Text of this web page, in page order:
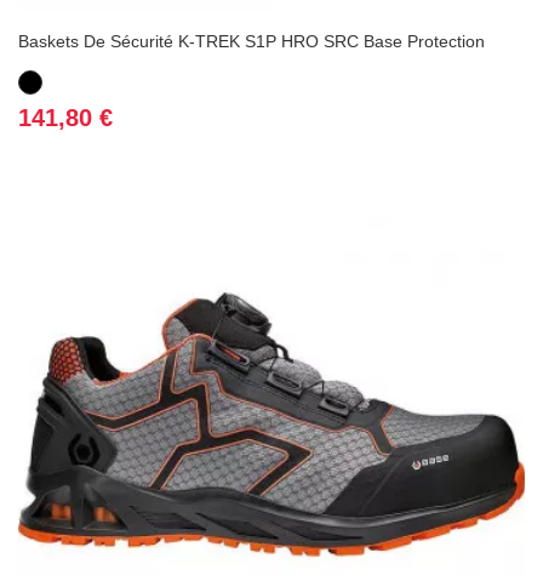
Baskets De Sécurité K-TREK S1P HRO SRC Base Protection
Noir
Prix
141,80 €